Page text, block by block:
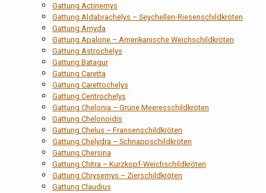
Gattung Actinemys
Gattung Aldabrachelys – Seychellen-Riesenschildkröten
Gattung Amyda
Gattung Apalone – Amerikanische Weichschildkröten
Gattung Astrochelys
Gattung Batagur
Gattung Caretta
Gattung Carettochelys
Gattung Centrochelys
Gattung Chelonia – Grüne Meeresschildkröten
Gattung Chelonoidis
Gattung Chelus – Fransenschildkröten
Gattung Chelydra – Schnappschildkröten
Gattung Chersina
Gattung Chitra – Kurzkopf-Weichschildkröten
Gattung Chrysemys – Zierschildkröten
Gattung Claudius